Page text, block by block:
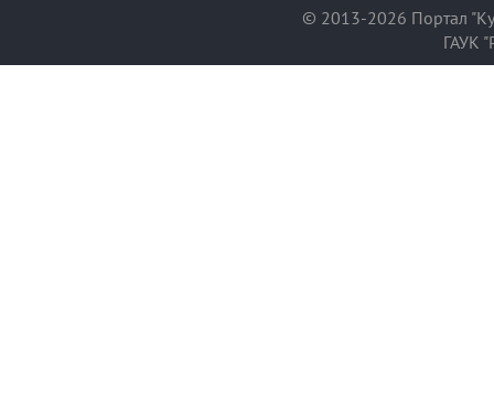
© 2013-2026 Портал
ГАУК